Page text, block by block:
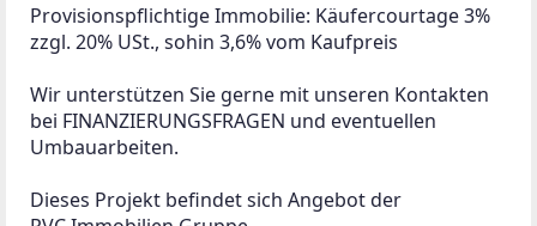
Provisionspflichtige Immobilie: Käufercourtage 3%
zzgl. 20% USt., sohin 3,6% vom Kaufpreis
Wir unterstützen Sie gerne mit unseren Kontakten
bei FINANZIERUNGSFRAGEN und eventuellen
Umbauarbeiten.
Dieses Projekt befindet sich Angebot der